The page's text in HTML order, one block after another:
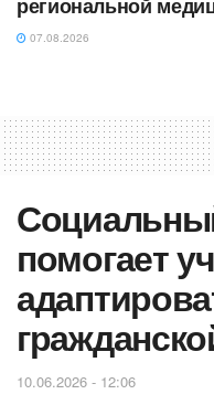
07.08.2026
помогает
10.06.2026 - 12:06